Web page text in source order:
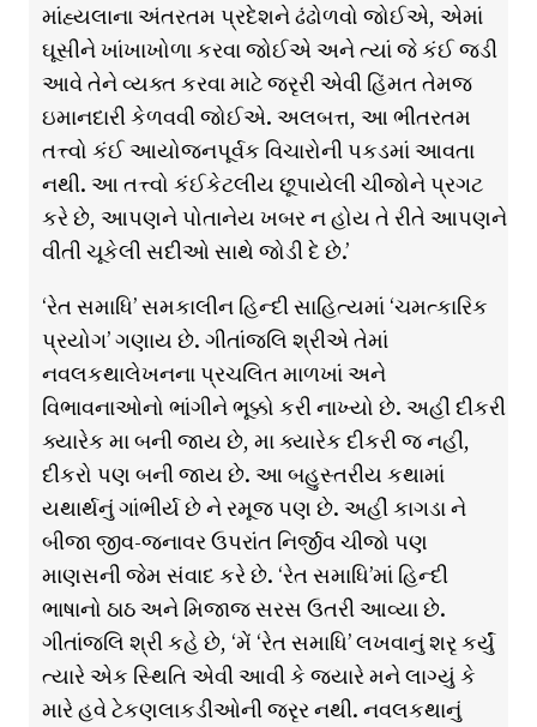
માંહ્યલાના અંતરતમ પ્રદેશને ઢંઢોળવો જોઈએ, એમાં
ઘૂસીને ખાંખાખોળા કરવા જોઈએ અને ત્યાં જે કંઈ જડી
આવે તેને વ્યક્ત કરવા માટે જરૃરી એવી હિંમત તેમજ
ઇમાનદારી કેળવવી જોઈએ. અલબત્ત, આ ભીતરતમ
તત્ત્વો કંઈ આયોજનપૂર્વક વિચારોની પકડમાં આવતા
નથી. આ તત્ત્વો કંઈકેટલીય છૂપાયેલી ચીજોને પ્રગટ
કરે છે, આપણને પોતાનેય ખબર ન હોય તે રીતે આપણને
વીતી ચૂકેલી સદીઓ સાથે જોડી દે છે.’
‘રેત સમાધિ’ સમકાલીન હિન્દી સાહિત્યમાં ‘ચમત્કારિક
પ્રયોગ’ ગણાય છે. ગીતાંજલિ શ્રીએ તેમાં
નવલકથાલેખનના પ્રચલિત માળખાં અને
વિભાવનાઓનો ભાંગીને ભૂક્કો કરી નાખ્યો છે. અહીં દીકરી
ક્યારેક મા બની જાય છે, મા ક્યારેક દીકરી જ નહીં,
દીકરો પણ બની જાય છે. આ બહુસ્તરીય કથામાં
યથાર્થનું ગાંભીર્ય છે ને રમૂજ પણ છે. અહીં કાગડા ને
બીજા જીવ-જનાવર ઉપરાંત નિર્જીવ ચીજો પણ
માણસની જેમ સંવાદ કરે છે. ‘રેત સમાધિ’માં હિન્દી
ભાષાનો ઠાઠ અને મિજાજ સરસ ઉતરી આવ્યા છે.
ગીતાંજલિ શ્રી કહે છે, ‘મેં ‘રેત સમાધિ’ લખવાનું શરૃ કર્યું
ત્યારે એક સ્થિતિ એવી આવી કે જ્યારે મને લાગ્યું કે
મારે હવે ટેકણલાકડીઓની જરૃર નથી. નવલકથાનું